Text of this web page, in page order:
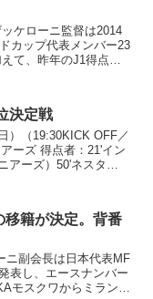
ケローニ監督は2014
カップ代表メンバー23
て、昨年のJ1得点王
決定戦
）（19:30KICK OFF／
ーズ 得点者：21'イン
アーズ）50'ネスタ
籍が決定。背番
ニ副会長は日本代表MF
表し、エースナンバー
モスクワからミラン移